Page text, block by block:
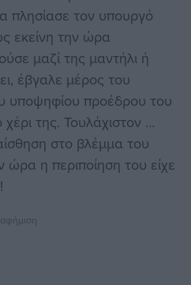
πλησίασε τον υπουργό
εκείνη την ώρα
μαζί της μαντήλι ή
έβγαλε μέρος του
υποψηφίου προέδρου του
της. Τουλάχιστον …
στο βλέμμα του
ώρα η περιποίηση του είχε